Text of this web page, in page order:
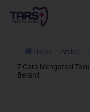
Home Artikel
7 Cara Mengatasi
Berani!